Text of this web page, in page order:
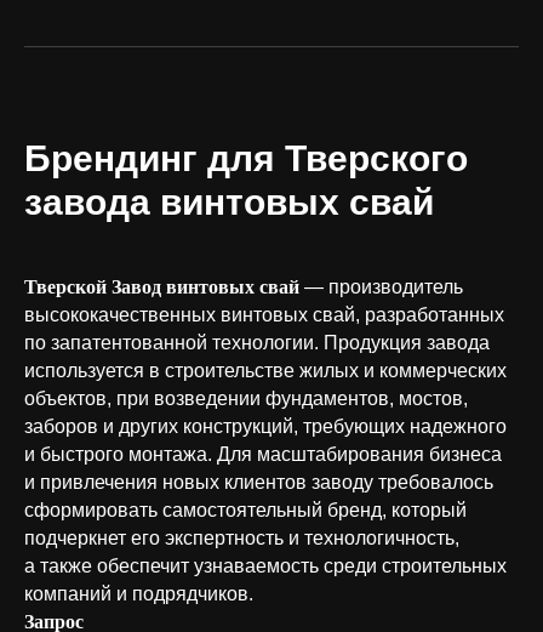
Брендинг для Тверского
завода винтовых свай
Тверской Завод винтовых свай — производитель
высококачественных винтовых свай, разработанных
по запатентованной технологии. Продукция завода
используется в строительстве жилых и коммерческих
объектов, при возведении фундаментов, мостов,
заборов и других конструкций, требующих надежного
и быстрого монтажа. Для масштабирования бизнеса
и привлечения новых клиентов заводу требовалось
сформировать самостоятельный бренд, который
подчеркнет его экспертность и технологичность,
а также обеспечит узнаваемость среди строительных
компаний и подрядчиков.
Запрос